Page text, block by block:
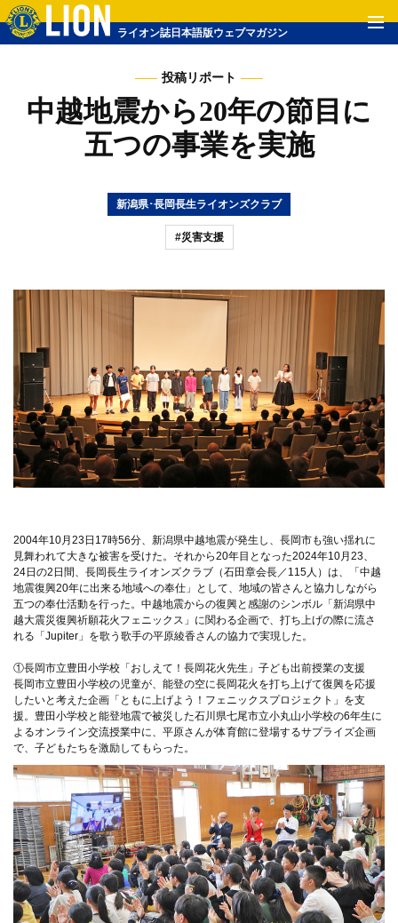
ライオン誌日本語版ウェブマガジン
投稿リポート
中越地震から20年の節目に
五つの事業を実施
新潟県･長岡長生ライオンズクラブ
#災害支援
2004年10月23日17時56分、新潟県中越地震が発生し、長岡市も強い揺れに
見舞われて大きな被害を受けた。それから20年目となった2024年10月23、
24日の2日間、長岡長生ライオンズクラブ（石田章会長／115人）は、「中越
地震復興20年に出来る地域への奉仕」として、地域の皆さんと協力しながら
五つの奉仕活動を行った。中越地震からの復興と感謝のシンボル「新潟県中
越大震災復興祈願花火フェニックス」に関わる企画で、打ち上げの際に流さ
れる「Jupiter」を歌う歌手の平原綾香さんの協力で実現した。
①長岡市立豊田小学校「おしえて！長岡花火先生」子ども出前授業の支援
長岡市立豊田小学校の児童が、能登の空に長岡花火を打ち上げて復興を応援
したいと考えた企画「ともに上げよう！フェニックスプロジェクト」を支
援。豊田小学校と能登地震で被災した石川県七尾市立小丸山小学校の6年生に
よるオンライン交流授業中に、平原さんが体育館に登場するサプライズ企画
で、子どもたちを激励してもらった。